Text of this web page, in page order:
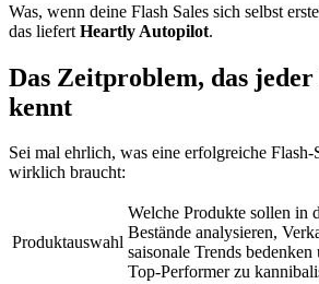
Was, wenn deine Flash Sales sich selbst
das liefert Heartly Autopilot.
Das Zeitproblem, das
kennt
Sei mal ehrlich, was eine erfolgreiche Flash-
wirklich braucht:
Produktauswahl
Welche Produkte sollen in
Bestände analysieren,
saisonale Trends
Top-Performer zu